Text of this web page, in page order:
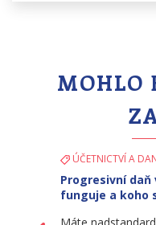
MOHLO
ÚČETNICTVÍ A
Progresivní daň
funguje a koho